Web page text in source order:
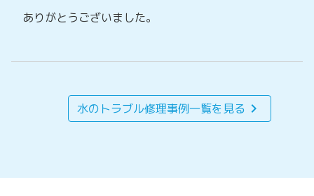
ありがとうございました。
水のトラブル修理事例一覧を見る chevron_right